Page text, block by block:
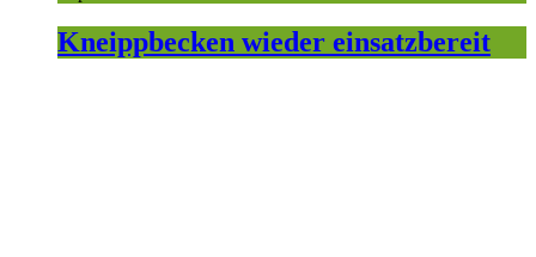
Kneippbecken wieder einsatzbereit